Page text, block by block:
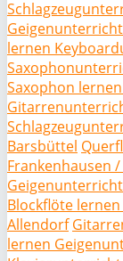
lernen
Saxophon
Barsbüttel
Frankenhausen
Blockflöte
Allendorf
lernen